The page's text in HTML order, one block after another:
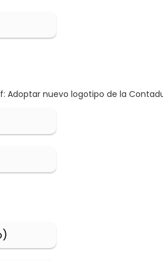
Adoptar nuevo logotipo de la